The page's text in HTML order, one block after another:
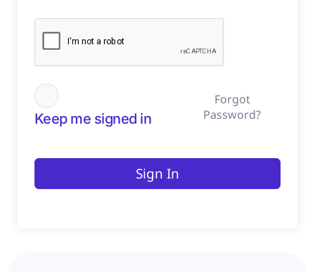
Keep me signed in
Forgot
Password?
Sign In